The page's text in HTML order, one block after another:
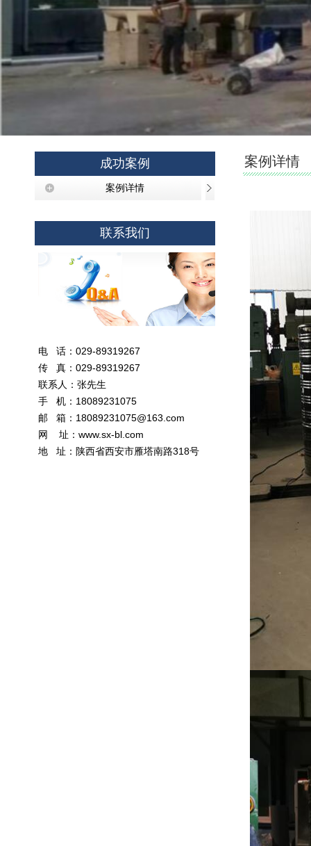
成功案例
案例详情
联系我们
电 话：029-89319267
传 真：029-89319267
联系人：张先生
手 机：18089231075
邮 箱： 18089231075@163.com
网 址： www.sx-bl.com
地 址：陕西省西安市雁塔南路318号
案例详情